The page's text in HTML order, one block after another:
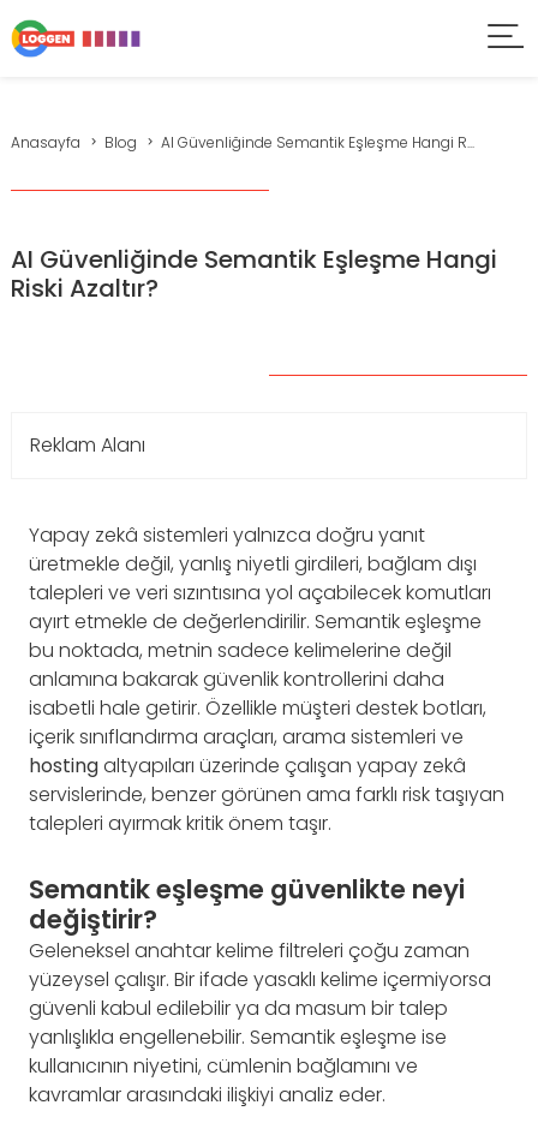
Anasayfa Blog AI Güvenliğinde Semantik Eşleşme Hangi R...
AI Güvenliğinde Semantik Eşleşme Hangi
Riski Azaltır?
Reklam Alanı
Yapay zekâ sistemleri yalnızca doğru yanıt
üretmekle değil, yanlış niyetli girdileri, bağlam dışı
talepleri ve veri sızıntısına yol açabilecek komutları
ayırt etmekle de değerlendirilir. Semantik eşleşme
bu noktada, metnin sadece kelimelerine değil
anlamına bakarak güvenlik kontrollerini daha
isabetli hale getirir. Özellikle müşteri destek botları,
içerik sınıflandırma araçları, arama sistemleri ve
hostingaltyapıları üzerinde çalışan yapay zekâ
servislerinde, benzer görünen ama farklı risk taşıyan
talepleri ayırmak kritik önem taşır.
Semantik eşleşme güvenlikte neyi
değiştirir?
Geleneksel anahtar kelime filtreleri çoğu zaman
yüzeysel çalışır. Bir ifade yasaklı kelime içermiyorsa
güvenli kabul edilebilir ya da masum bir talep
yanlışlıkla engellenebilir. Semantik eşleşme ise
kullanıcının niyetini, cümlenin bağlamını ve
kavramlar arasındaki ilişkiyi analiz eder.